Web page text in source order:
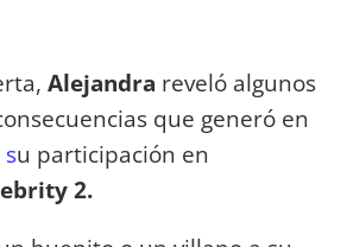
Alejandra reveló algunos
que generó en
su participación en
2.